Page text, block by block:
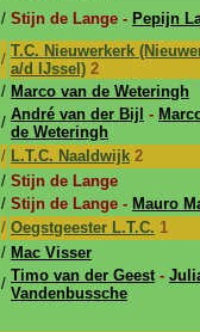
/ Stijn de Lange - Pepijn
/ T.C. Nieuwerkerk
a/d IJssel) 2
/ Marco van de Weteringh
/ André van der Bijl -
de Weteringh
/ L.T.C. Naaldwijk 2
/ Stijn de Lange
/ Stijn de Lange - Mauro
/ Oegstgeester L.T.C. 1
/ Mac Visser
/ Timo van der Geest-
Vandenbussche